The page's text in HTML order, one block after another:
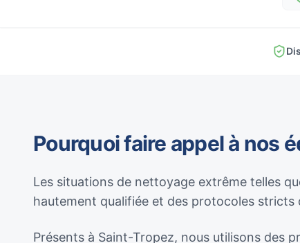
Pourquoi faire appel à nos
Les situations de nettoyage extrême telles
hautement qualifiée et des protocoles stricts
Présents à Saint-Tropez, nous utilisons des